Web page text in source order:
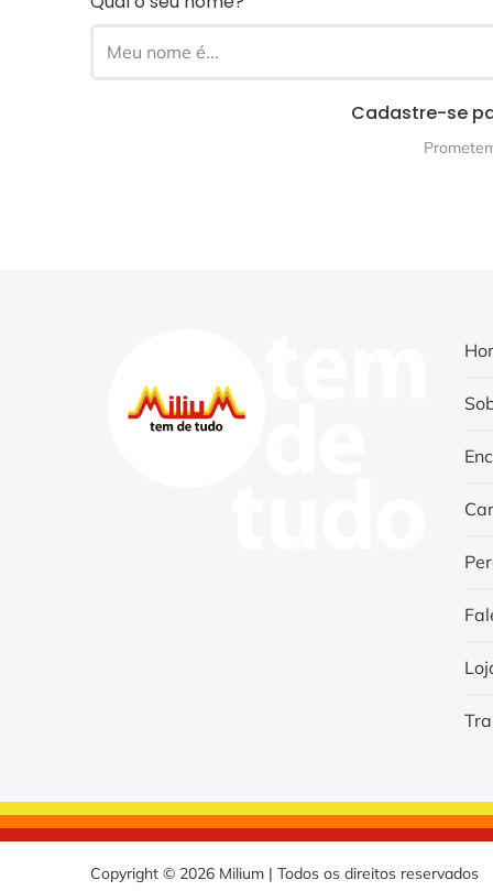
Cadastre-se
Copyright © 2026 Milium | Todos os direitos reservados